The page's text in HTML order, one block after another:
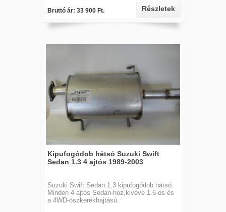
Bruttó ár: 33 900 Ft. Részletek
Kipufogódob hátsó Suzuki Swift
Sedan 1.3 4 ajtós 1989-2003
Suzuki Swift Sedan 1.3 kipufogódob hátsó.
Minden 4 ajtós Sedan-hoz,kivéve 1.6-os és
a 4WD-öszkerékhajtású.